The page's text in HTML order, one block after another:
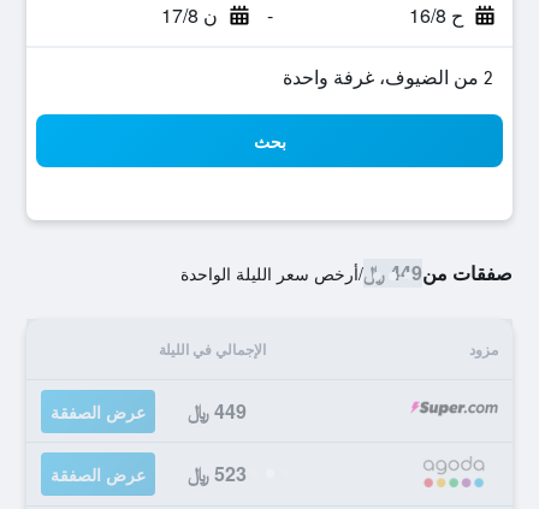
ح 16/8 - ن 17/8
2 من الضيوف، غرفة واحدة
بحث
صفقات من449 ﷼ /أرخص سعر الليلة الواحدة
مزود الإجمالي في الليلة
449 ﷼ عرض الصفقة
523 ﷼ عرض الصفقة